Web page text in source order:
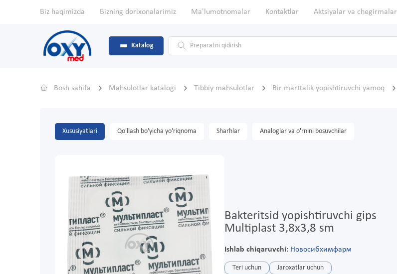
Biz haqimizda Bizning dorixonalarimiz Ma'lumotnomalar Kontaktlar Aktsiyalar va chegirmalar
Katalog
Bosh sahifa Mahsulotlar katalogi Tibbiy mahsulotlar Bir marttalik yopishtiruvchi yamoq
Xususiyatlari Qo'llash bo'yicha yo'riqnoma Sharhlar Analoglar va o'rnini bosuvchilar
Bakteritsid yopishtiruvchi gips
Multiplast 3,8x3,8 sm
Ishlab chiqaruvchi: Новосибхимфарм
Teri uchun Jaroxatlar uchun